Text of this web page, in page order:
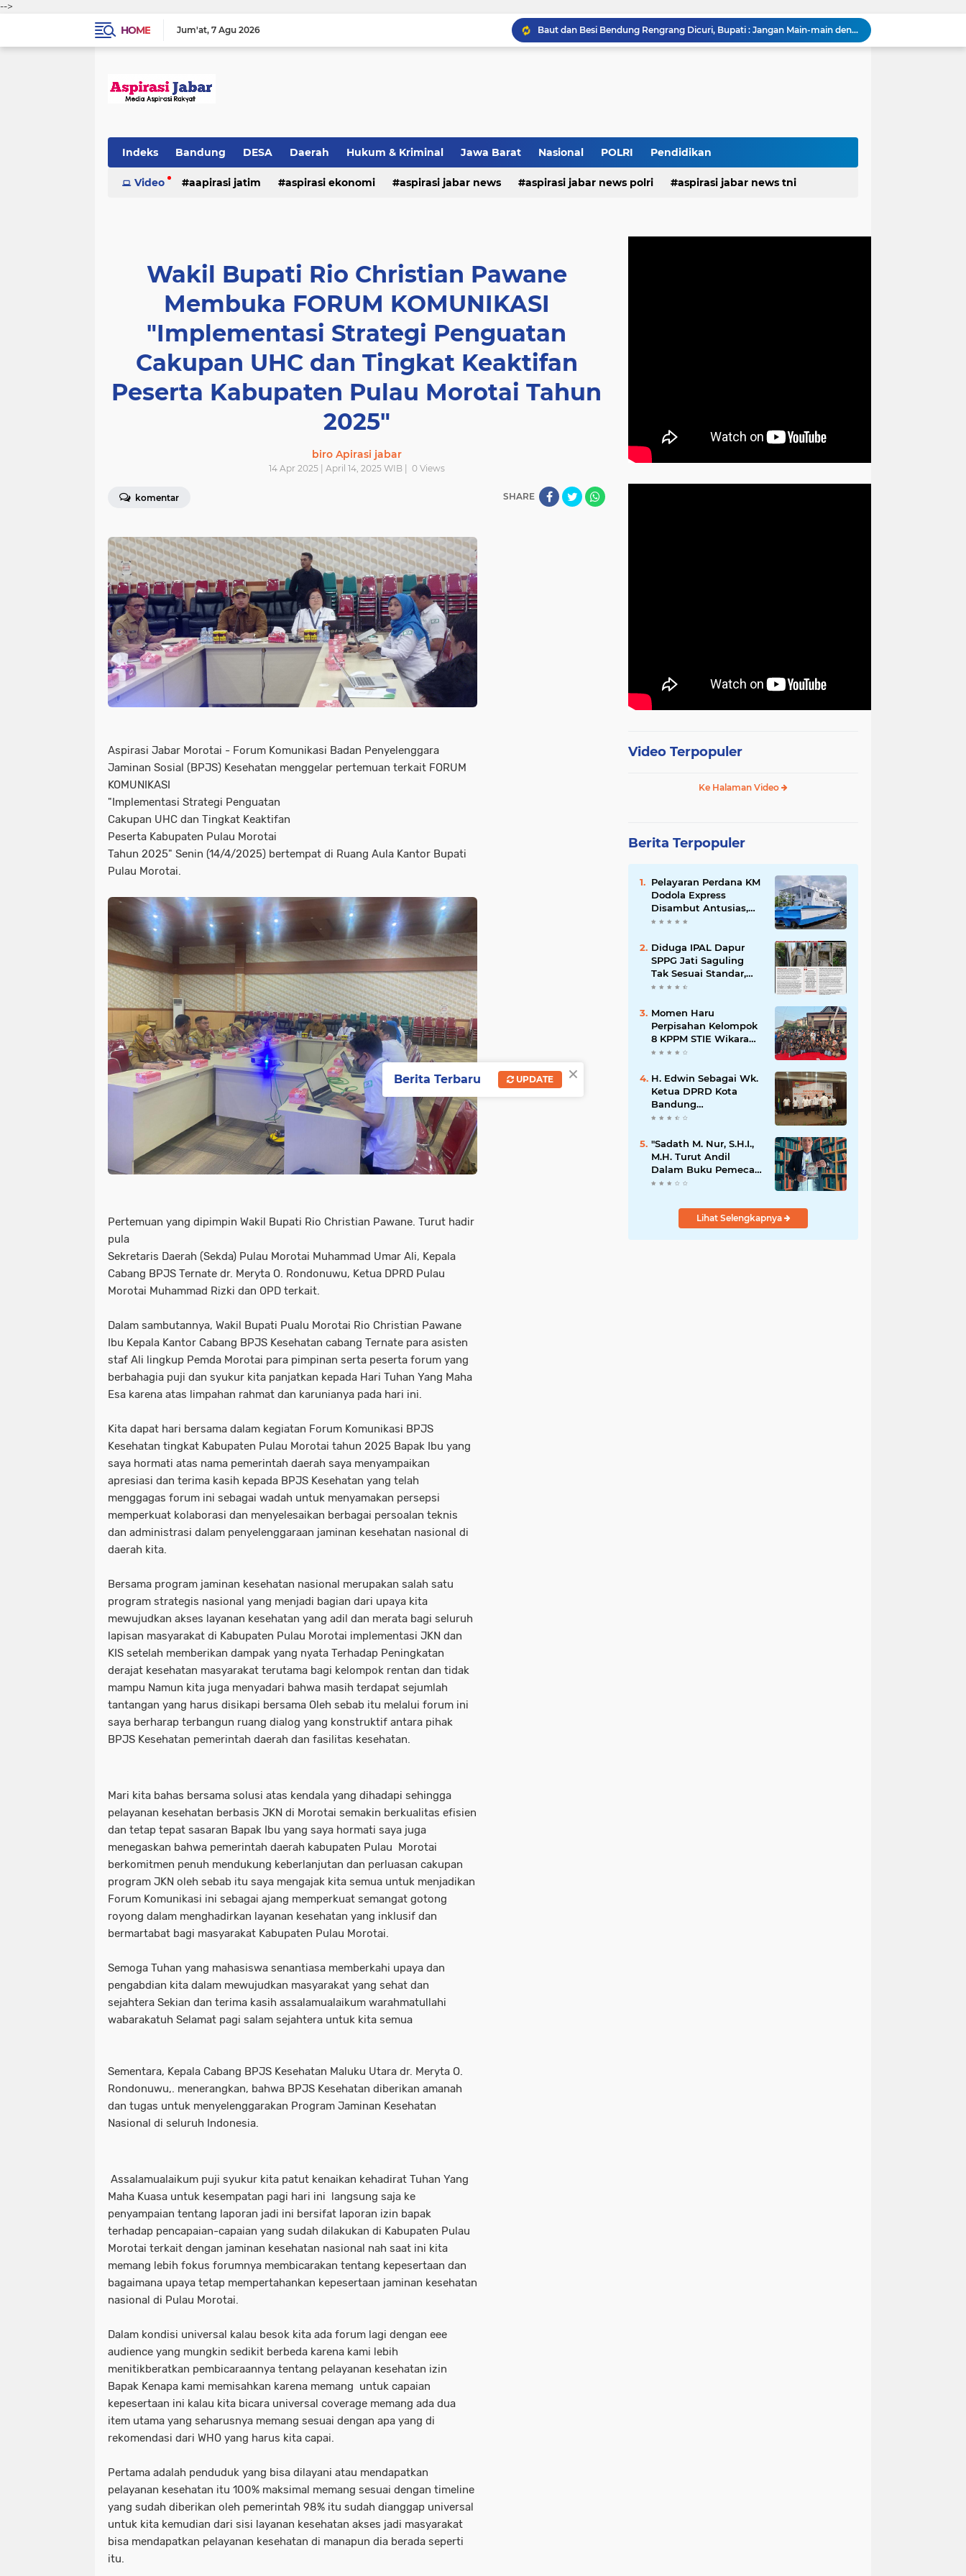
-->
HOME
Jum'at 7 Agu 2026
Diduga Kembali Beroperasi, Galian C di Cikahuripan Cianjur Kembali Disorot; Isu Intimidasi Wartawan Mencuat
Satgas TMMD Ke-129 Pastikan Kesehatan Warga Masyarakat dan Personel Tetap Prima Demi Suksesnya TMMD di Kampung Sesor
Polisi Tangkap 2 Pria Pengunggah Konten Provokasi dan Unggahan Palsu Soal Pemerintah di Threads
Indeks Bandung DESA Daerah Hukum & Kriminal Jawa Barat Nasional POLRI Pendidikan
Video aapirasi jatim aspirasi ekonomi aspirasi jabar news aspirasi jabar news polri aspirasi jabar news tni
Wakil Bupati Rio Christian Pawane
Membuka FORUM KOMUNIKASI
"Implementasi Strategi Penguatan
Cakupan UHC dan Tingkat Keaktifan
Peserta Kabupaten Pulau Morotai Tahun
2025"
biro Apirasi jabar
14 Apr 2025 | April 14, 2025 WIB | 0Views
komentar SHARE
Aspirasi Jabar Morotai - Forum Komunikasi Badan Penyelenggara
Jaminan Sosial (BPJS) Kesehatan menggelar pertemuan terkait FORUM
KOMUNIKASI
"Implementasi Strategi Penguatan
Cakupan UHC dan Tingkat Keaktifan
Peserta Kabupaten Pulau Morotai
Tahun 2025" Senin (14/4/2025) bertempat di Ruang Aula Kantor Bupati
Pulau Morotai.
Pertemuan yang dipimpin Wakil Bupati Rio Christian Pawane. Turut hadir
pula
Sekretaris Daerah (Sekda) Pulau Morotai Muhammad Umar Ali, Kepala
Cabang BPJS Ternate dr. Meryta O. Rondonuwu, Ketua DPRD Pulau
Morotai Muhammad Rizki dan OPD terkait.
Dalam sambutannya, Wakil Bupati Pualu Morotai Rio Christian Pawane
Ibu Kepala Kantor Cabang BPJS Kesehatan cabang Ternate para asisten
staf Ali lingkup Pemda Morotai para pimpinan serta peserta forum yang
berbahagia puji dan syukur kita panjatkan kepada Hari Tuhan Yang Maha
Esa karena atas limpahan rahmat dan karunianya pada hari ini.
Kita dapat hari bersama dalam kegiatan Forum Komunikasi BPJS
Kesehatan tingkat Kabupaten Pulau Morotai tahun 2025 Bapak Ibu yang
saya hormati atas nama pemerintah daerah saya menyampaikan
apresiasi dan terima kasih kepada BPJS Kesehatan yang telah
menggagas forum ini sebagai wadah untuk menyamakan persepsi
memperkuat kolaborasi dan menyelesaikan berbagai persoalan teknis
dan administrasi dalam penyelenggaraan jaminan kesehatan nasional di
daerah kita.
Bersama program jaminan kesehatan nasional merupakan salah satu
program strategis nasional yang menjadi bagian dari upaya kita
mewujudkan akses layanan kesehatan yang adil dan merata bagi seluruh
lapisan masyarakat di Kabupaten Pulau Morotai implementasi JKN dan
KIS setelah memberikan dampak yang nyata Terhadap Peningkatan
derajat kesehatan masyarakat terutama bagi kelompok rentan dan tidak
mampu Namun kita juga menyadari bahwa masih terdapat sejumlah
tantangan yang harus disikapi bersama Oleh sebab itu melalui forum ini
saya berharap terbangun ruang dialog yang konstruktif antara pihak
BPJS Kesehatan pemerintah daerah dan fasilitas kesehatan.
Mari kita bahas bersama solusi atas kendala yang dihadapi sehingga
pelayanan kesehatan berbasis JKN di Morotai semakin berkualitas efisien
dan tetap tepat sasaran Bapak Ibu yang saya hormati saya juga
menegaskan bahwa pemerintah daerah kabupaten Pulau Morotai
berkomitmen penuh mendukung keberlanjutan dan perluasan cakupan
program JKN oleh sebab itu saya mengajak kita semua untuk menjadikan
Forum Komunikasi ini sebagai ajang memperkuat semangat gotong
royong dalam menghadirkan layanan kesehatan yang inklusif dan
bermartabat bagi masyarakat Kabupaten Pulau Morotai.
Semoga Tuhan yang mahasiswa senantiasa memberkahi upaya dan
pengabdian kita dalam mewujudkan masyarakat yang sehat dan
sejahtera Sekian dan terima kasih assalamualaikum warahmatullahi
wabarakatuh Selamat pagi salam sejahtera untuk kita semua
Sementara, Kepala Cabang BPJS Kesehatan Maluku Utara dr. Meryta O.
Rondonuwu,. menerangkan, bahwa BPJS Kesehatan diberikan amanah
dan tugas untuk menyelenggarakan Program Jaminan Kesehatan
Nasional di seluruh Indonesia.
Assalamualaikum puji syukur kita patut kenaikan kehadirat Tuhan Yang
Maha Kuasa untuk kesempatan pagi hari ini langsung saja ke
penyampaian tentang laporan jadi ini bersifat laporan izin bapak
terhadap pencapaian-capaian yang sudah dilakukan di Kabupaten Pulau
Morotai terkait dengan jaminan kesehatan nasional nah saat ini kita
memang lebih fokus forumnya membicarakan tentang kepesertaan dan
bagaimana upaya tetap mempertahankan kepesertaan jaminan kesehatan
nasional di Pulau Morotai.
Dalam kondisi universal kalau besok kita ada forum lagi dengan eee
audience yang mungkin sedikit berbeda karena kami lebih
menitikberatkan pembicaraannya tentang pelayanan kesehatan izin
Bapak Kenapa kami memisahkan karena memang untuk capaian
kepesertaan ini kalau kita bicara universal coverage memang ada dua
item utama yang seharusnya memang sesuai dengan apa yang di
rekomendasi dari WHO yang harus kita capai.
Pertama adalah penduduk yang bisa dilayani atau mendapatkan
pelayanan kesehatan itu 100% maksimal memang sesuai dengan timeline
yang sudah diberikan oleh pemerintah 98% itu sudah dianggap universal
untuk kita kemudian dari sisi layanan kesehatan akses jadi masyarakat
bisa mendapatkan pelayanan kesehatan di manapun dia berada seperti
itu.
Video Terpopuler
Ke Halaman Video
Berita Terpopuler
Pelayaran Perdana KM
Dodola Express
Disambut Antusias,
Baling-Baling Segera
Diduga IPAL Dapur
SPPG Jati Saguling
Tak Sesuai Standar,
Warga Keluhkan
Mengalir ke Sungai
Momen Haru
Perpisahan Kelompok
8 KPPM STIE Wikara
Bersama Kepala Desa
Kecamatan Bojong
H. Edwin Sebagai Wk.
Ketua DPRD Kota
Bandung
Mengapresiasi Dan
Kepada
Kepemimpinan Merdi
Hajiji Sebagai ketua
DPD Lpm Kota
2021-2026
"Sadath M. Nur, S.H.I.,
M.H. Turut Andil
Dalam Buku Pemecah
Rekor MURI Puisi
Lihat Selengkapnya
×
Berita Terbaru UPDATE